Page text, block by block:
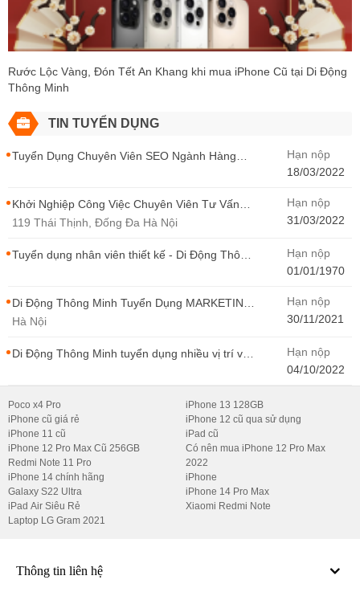
Rước Lộc Vàng, Đón Tết An Khang khi mua iPhone Cũ tại Di Động
Thông Minh
TIN TUYỂN DỤNG
Tuyển Dụng Chuyên Viên SEO Ngành Hàng
Hạn nộp
18/03/2022
Khởi Nghiệp Công Việc Chuyên Viên Tư Vấn
Bán Hàng Di Động Thông Minh
119 Thái Thịnh, Đống Đa Hà Nội
Hạn nộp
31/03/2022
Tuyển dụng nhân viên thiết kế - Di Động Thông
Hạn nộp
01/01/1970
Di Động Thông Minh Tuyển Dụng MARKETING
- CONTENT WIRITER
Hà Nội
Hạn nộp
30/11/2021
Di Động Thông Minh tuyển dụng nhiều vị trí với
Thông Minh
Hạn nộp
04/10/2022
Poco x4 Pro
iPhone cũ giá rẻ
iPhone 11 cũ
iPhone 12 Pro Max Cũ 256GB
Redmi Note 11 Pro
iPhone 14 chính hãng
Galaxy S22 Ultra
iPad Air Siêu Rẻ
Laptop LG Gram 2021
iPhone 13 128GB
iPhone 12 cũ qua sử dụng
iPad cũ
Có nên mua iPhone 12 Pro Max
2022
iPhone
iPhone 14 Pro Max
Xiaomi Redmi Note
Thông tin liên hệ